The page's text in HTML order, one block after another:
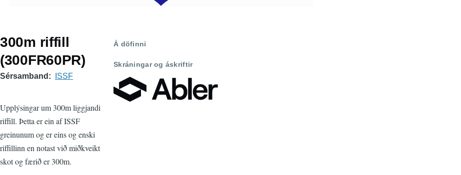
300m riffill
(300FR60PR)
Sérsamband ISSF
Upplýsingar um 300m liggjandi
riffill. Þetta er ein af ISSF
greinunum og er eins og enski
riffillinn en notast við miðkveikt
skot og færið er 300m.
Á döfinni
Skráningar og áskriftir